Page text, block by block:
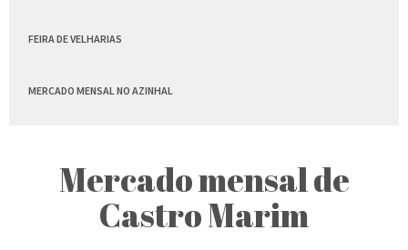
FEIRA DE VELHARIAS
MERCADO MENSAL NO AZINHAL
Mercado mensal de
Castro Marim